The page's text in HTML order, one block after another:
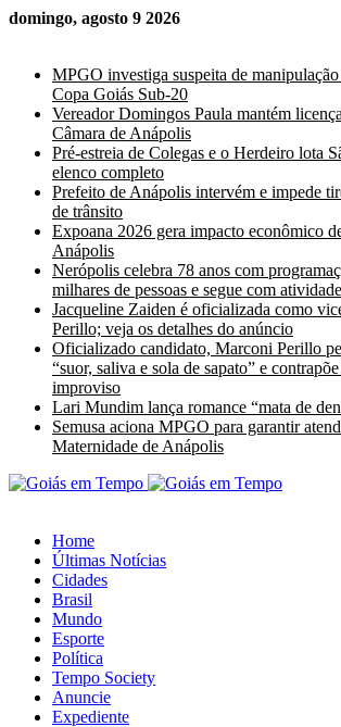
domingo, agosto 9 2026
MPGO investiga suspeita de
Copa Goiás Sub-20
Vereador Domingos Paula mantém
Câmara de Anápolis
Pré-estreia de Colegas e o Herdeiro lota
elenco completo
Prefeito de Anápolis intervém e impede
de trânsito
Expoana 2026 gera impacto econômico
Anápolis
Nerópolis celebra 78 anos com
milhares de pessoas e segue com
Jacqueline Zaiden é oficializada como
Perillo; veja os detalhes do anúncio
Oficializado candidato, Marconi Perillo
“suor, saliva e sola de sapato” e
improviso
Lari Mundim lança romance “mata de
Semusa aciona MPGO para garantir
Maternidade de Anápolis
Home
Últimas Notícias
Cidades
Brasil
Mundo
Esporte
Política
Tempo Society
Anuncie
Expediente